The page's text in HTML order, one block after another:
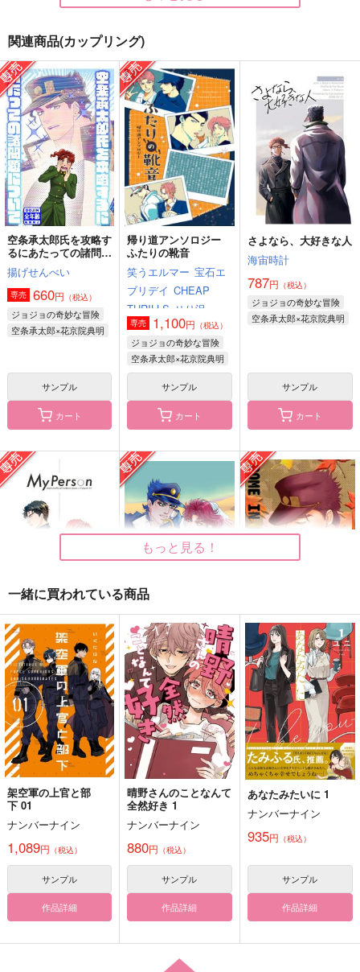
彼に関する3つのコト
g-rough
220円（税込）
花京院典明×空条承太郎
サンプル
作品詳細
キスで死にな
Butter Boy
787円（税込）
空条承太郎×花京院典明
サンプル
作品詳細
pome in wonderland
2
問屋制家内工業
629円（税込）
空条承太郎×花京院典明
サンプル
作品詳細
泣くこともできない星
クローカ
1,100円（税込）
空条承太郎×花京院典明
サンプル
作品詳細
DESERT ROSE
Butter Boy
787 円（税込）
空条承太郎×花京院典明
サンプル
作品詳細
さよなら、大好きな人
海宙時計
787円（税込）
空条承太郎×花京院典明
サンプル
作品詳細
My Person
COIA
1,257円（税込）
サンプル
作品詳細
帰り道アンソロジー
ふたりの靴音
笑うエルマー
1,100
空条承太郎×花京院典明
サンプル
作品詳細
空条承太郎氏を攻略す
るにあたっての諸問題
について
揚げせんべい
660円 （税込）
サンプル
作品詳細
関連商品(カップリング)
空条承太郎氏を攻略す
るにあたっての諸問題
について
揚げせんべい
専売 660円 （税込）
ジョジョの奇妙な冒険
空条承太郎×花京院典明
サンプル
カート
帰り道アンソロジー
ふたりの靴音
笑うエルマー 宝石エ
ブリデイ CHEAP
THRILLS せり沢
専売 1,100円 （税込）
ジョジョの奇妙な冒険
空条承太郎×花京院典明
サンプル
カート
さよなら、大好きな人
海宙時計
787円 （税込）
ジョジョの奇妙な冒険
空条承太郎×花京院典明
サンプル
カート
My Person
COIA
専売 1,257円（税込）
ジョジョの奇妙な冒険
空条承太郎×花京院典明
サンプル
カート
DESERT ROSE
Butter Boy
専売 787円（税込）
ジョジョの奇妙な冒険
空条承太郎×花京院典明
サンプル
カート
pome in wonderland
2
問屋制家内工業
専売 629円（税込）
ジョジョの奇妙な冒険
空条承太郎×花京院典明
サンプル
カート
もっと見る！
一緒に買われている商品
架空軍の上官と部
下 01
ナンバーナイン
1,089円 （税込）
サンプル
作品詳細
晴野さんのことなんて
全然好き 1
ナンバーナイン
880円 （税込）
サンプル
作品詳細
あなたみたいに 1
ナンバーナイン
935円 （税込）
サンプル
作品詳細